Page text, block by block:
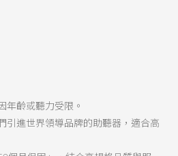
年齡或聽力受限。
引進世界領導品牌的助聽器，適合高